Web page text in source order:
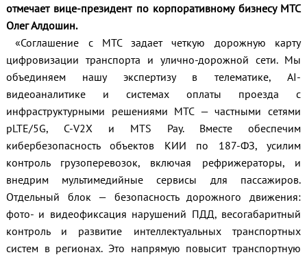
отмечает вице-президент по корпоративному бизнесу МТС
Олег Алдошин.
«Соглашение с МТС задает четкую дорожную карту
цифровизации транспорта и улично-дорожной сети. Мы
объединяем нашу экспертизу в телематике, AI-
видеоаналитике и системах оплаты проезда с
инфраструктурными решениями МТС — частными сетями
pLTE/5G, C-V2X и MTS Pay. Вместе обеспечим
кибербезопасность объектов КИИ по 187-ФЗ, усилим
контроль грузоперевозок, включая рефрижераторы, и
внедрим мультимедийные сервисы для пассажиров.
Отдельный блок — безопасность дорожного движения:
фото- и видеофиксация нарушений ПДД, весогабаритный
контроль и развитие интеллектуальных транспортных
систем в регионах. Это напрямую повысит транспортную